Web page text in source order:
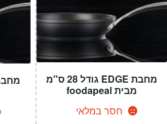
מחבת EDGE גודל 28 ס"מ
מבית foodapeal
חסר במלאי